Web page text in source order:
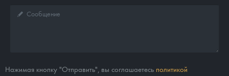
Нажимая кнопку "Отправить", вы соглашаетесь политикой